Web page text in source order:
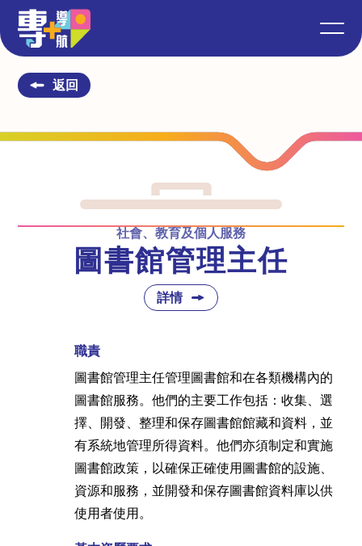
返回
社會、教育及個人服務
圖書館管理主任
詳情
職責
圖書館管理主任管理圖書館和在各類機構內的
圖書館服務。他們的主要工作包括：收集、選
擇、開發、整理和保存圖書館館藏和資料，並
有系統地管理所得資料。他們亦須制定和實施
圖書館政策，以確保正確使用圖書館的設施、
資源和服務，並開發和保存圖書館資料庫以供
使用者使用。